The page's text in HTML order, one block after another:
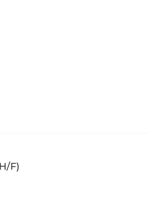
F)